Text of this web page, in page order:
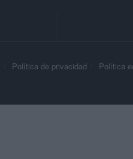
Política de privacidad Política